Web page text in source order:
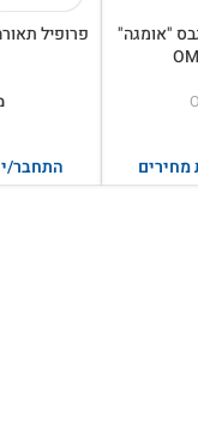
"אומגה"
מחירים
התחבר/י